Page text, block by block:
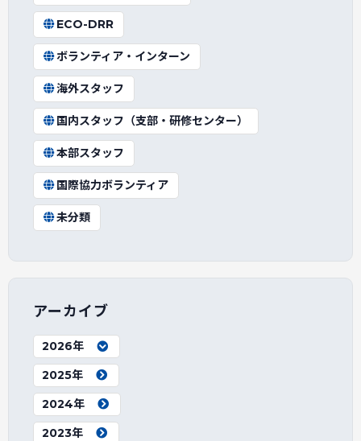
ECO-DRR
ボランティア・インターン
海外スタッフ
国内スタッフ（支部・研修センター）
本部スタッフ
国際協力ボランティア
未分類
アーカイブ
2026年
2025年
2024年
2023年